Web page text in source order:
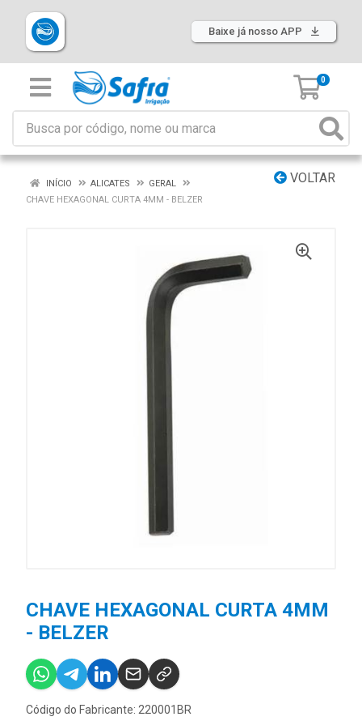
Baixe já nosso APP
0
VOLTAR
INÍCIO ALICATES
GERAL
CHAVE HEXAGONAL CURTA 4MM - BELZER
CHAVE HEXAGONAL CURTA 4MM
- BELZER
Código do Fabricante: 220001BR